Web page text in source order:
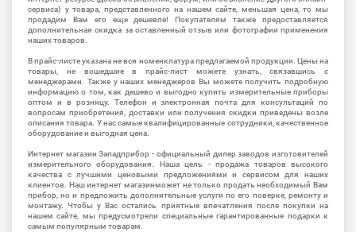
сервиса) у товара, представленного на нашем сайте, меньшая цена, то мы
продадим Вам его еще дешевле! Покупателям также предоставляется
дополнительная скидка за оставленный отзыв или фотографии применения
наших товаров.
В прайс-листе указана не вся номенклатура предлагаемой продукции. Цены на
товары, не вошедшие в прайс-лист можете узнать, связавшись с
менеджерами. Также у наших менеджеров Вы можете получить подробную
информацию о том, как дешево и выгодно купить измерительные приборы
оптом и в розницу. Телефон и электронная почта для консультаций по
вопросам приобретения, доставки или получения скидки приведены возле
описания товара. У нас самые квалифицированные сотрудники, качественное
оборудование и выгодная цена.
Интернет магазин Западприбор - официальный дилер заводов изготовителей
измерительного оборудования. Наша цель - продажа товаров высокого
качества с лучшими ценовыми предложениями и сервисом для наших
клиентов. Наш интернет магазинможет не только продать необходимый Вам
прибор, но и предложить дополнительные услуги по его поверке, ремонту и
монтажу. Чтобы у Вас остались приятные впечатления после покупки на
нашем сайте, мы предусмотрели специальные гарантированные подарки к
самым популярным товарам.